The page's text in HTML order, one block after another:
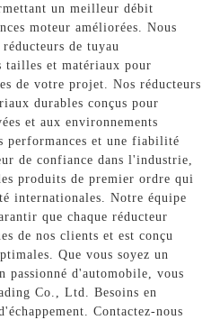
un meilleur débit
moteur améliorées. Nous
de tuyau
tailles et matériaux pour
de votre projet. Nos réducteurs
durables conçus pour
et aux environnements
performances et une fiabilité
de confiance dans l'industrie,
produits de premier ordre qui
internationales. Notre équipe
que chaque réducteur
de nos clients et est conçu
Que vous soyez un
d'automobile, vous
Co., Ltd. Besoins en
Contactez-nous